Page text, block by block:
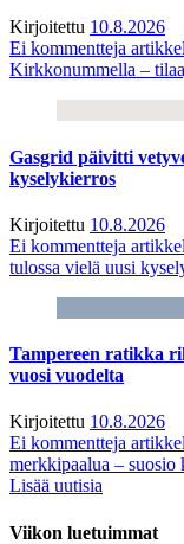
Kirjoitettu 10.8.2026
Ei kommentteja
Kirkkonummella –
Gasgrid päivitti
kyselykierros
Kirjoitettu 10.8.2026
Ei kommentteja
tulossa vielä uusi
Tampereen ratikka
vuosi vuodelta
Kirjoitettu 10.8.2026
Ei kommentteja
merkkipaalua – suosio
Lisää uutisia
Viikon luetuimmat